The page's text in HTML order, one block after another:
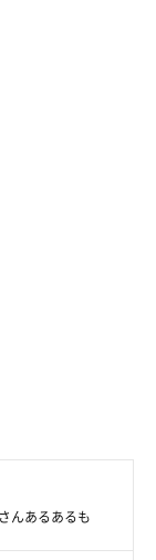
中！
んあるあるも